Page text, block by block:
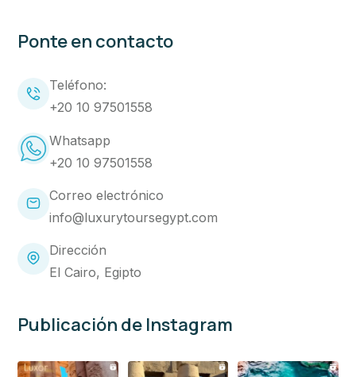
Ponte en contacto
Teléfono:
+20 10 97501558
Whatsapp
+20 10 97501558
Correo electrónico
info@luxurytoursegypt.com
Dirección
El Cairo, Egipto
Publicación de Instagram